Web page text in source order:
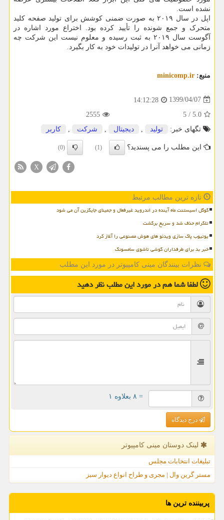
نشده است.
اپل در سال ۲۰۱۹ به صورت ضمنی کوشش برای تولید صفحه کلید
متحرک و جمع شونده را تأیید کرده بود. اختراع مورد اشاره در
آگوست سال ۲۰۱۹ به ثبت رسیده و معلوم نیست این شرکت چه
زمانی می خواهد آنرا در تولیدات خود به کار بگیرد.
منبع: minicomp.ir
1399/04/07
14:12:28
5.0
/
5
2555
تگهای خبر:
تولید دیجیتال شركت كاربر
این مطلب را می پسندید؟ (1)
(0)
X
تازه ترین مطالب مرتبط
گوگل اسیستنت ماه آینده در اندروید غیرفعال و جمینای جایگزین آن می شود
تلگرام حذف شد و سریع برگشت
یوتیوب پاک سازی ویدئو های هوش مصنوعی را آغاز کرد
خبر بد برای طرفداران گوشی تاشوی سامسونگ
نظرات بینندگان مینی کامپیوتر در مورد این مطلب
لطفا شما همدر مورد این مطلبنظر دهید
= ۸ بعلاوه ۱
درج دیدگاه
لینک دوستان مینی كامپیوتر
تبلیغات انتخابات مجلس
مستر گرین وال | مجری و طراح انواع دیوار سبز
پربیننده ترین ها